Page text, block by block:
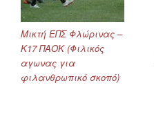
Μικτή ΕΠΣ Φλώρινας –
Κ17 ΠΑΟΚ (Φιλικός
αγωνας για
φιλανθρωπικό σκοπό)